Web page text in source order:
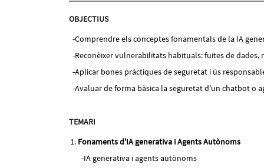
OBJECTIUS
Comprendre els conceptes fonamentals de la IA
Reconèixer vulnerabilitats habituals: fuites de
Aplicar bones pràctiques de seguretat i ús
Avaluar de forma bàsica la seguretat d'un chatbot o
TEMARI
Fonaments d'IA generativa i Agents Autònoms
IA generativa i agents autònoms